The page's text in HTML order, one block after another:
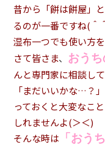
昔から「餅は餅屋」
るのが一番ですね(＾
湿布一つでも使い方
さて皆さま、 おう
んと専門家に相談し
「まだいいかな…？
っておくと大変なこ
しれませんよ(＞＜)
そんな時は 「おう